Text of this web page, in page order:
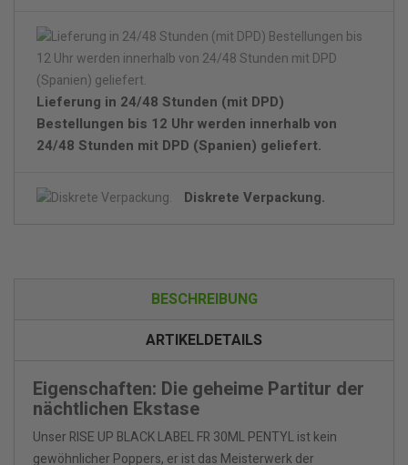
Lieferung in 24/48 Stunden (mit DPD)
Bestellungen bis 12 Uhr werden innerhalb von
24/48 Stunden mit DPD (Spanien) geliefert.
Diskrete Verpackung.
BESCHREIBUNG
ARTIKELDETAILS
Eigenschaften: Die geheime Partitur der
nächtlichen Ekstase
Unser RISE UP BLACK LABEL FR 30ML PENTYL ist kein
gewöhnlicher Poppers, er ist das Meisterwerk der